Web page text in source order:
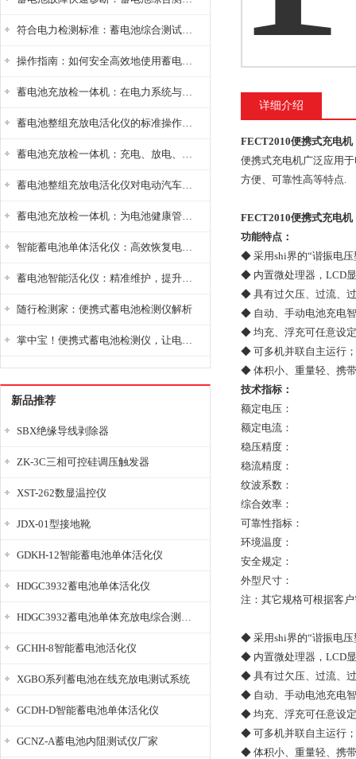
符合电力检测标准：蓄电池综合测试仪测试规范与精度校准方法详解
操作指南：如何安全高效地使用蓄电池智能活化仪？
蓄电池充放检一体机：在电力系统与储能设备中的创新应用，确保蓄电池性能与可靠性
蓄电池整组充放电活化仪的标准操作流程：从接线设置到充放电参数设定的安全规范
蓄电池充放检一体机：充电、放电、检测三功能集成设备
蓄电池整组充放电活化仪对电动汽车电池有帮助吗？
蓄电池充放检一体机：为电池健康管理提供一站式解决方案
智能蓄电池单体活化仪：高效恢复电池性能，延长蓄电池使用寿命
蓄电池智能活化仪：精准维护，提升电池健康状态
随行检测家：便携式蓄电池检测仪解析
掌中宝！便携式蓄电池检测仪，让电池检测变得简单又快捷！
新品推荐
SBX绝缘导线剥除器
ZK-3C三相可控硅调压触发器
XST-262数显温控仪
JDX-01型接地靴
GDKH-12智能蓄电池单体活化仪
HDGC3932蓄电池单体活化仪
HDGC3932蓄电池单体充放电综合测试仪
GCHH-8智能蓄电池活化仪
XGBO系列蓄电池在线充放电测试系统
GCDH-D智能蓄电池单体活化仪
GCNZ-A蓄电池内阻测试仪厂家
详细介绍
FECT2010便携式充电机
便携式充电机广泛应用
方便、可靠性高等特点.
FECT2010便携式充电机
功能特点：
◆ 采用shi界的“谐振电压
◆ 内置微处理器，LCD
◆ 具有过欠压、过流、
◆ 自动、手动电池充电
◆ 均充、浮充可任意设
◆ 可多机并联自主运行；
◆ 体积小、重量轻、携
技术指标：
额定电压：
额定电流：
稳压精度：
稳流精度：
纹波系数：
综合效率：
可靠性指标：
环境温度：
安全规定：
外型尺寸：
注：其它规格可根据客
◆ 采用shi界的“谐振电压
◆ 内置微处理器，LCD
◆ 具有过欠压、过流、
◆ 自动、手动电池充电
◆ 均充、浮充可任意设
◆ 可多机并联自主运行；
◆ 体积小、重量轻、携